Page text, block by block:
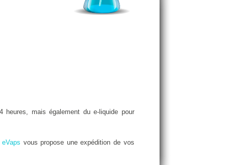
mais également du e-liquide pour
eVaps vous propose une expédition de vos